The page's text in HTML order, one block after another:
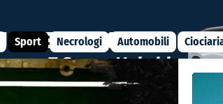
Sport Necrologi Automobili